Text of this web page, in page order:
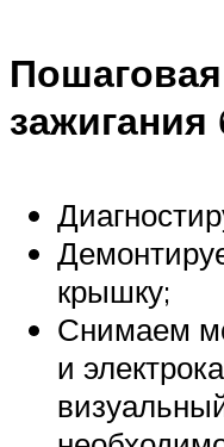
крышку;
Снимаем
и